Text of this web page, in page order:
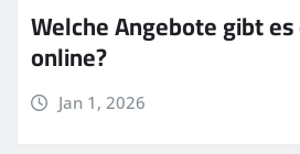
Welche Angebote gibt
online?
Jan 1, 2026